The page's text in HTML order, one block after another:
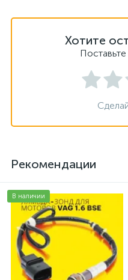
Хотите
Рекомендации
В наличии